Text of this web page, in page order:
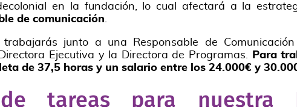
en la fundación, lo cual afectará a la
de comunicación.
junto a una Responsable de
Ejecutiva y la Directora de Programas.
Para
de 37,5 horas y un salario entre los 24.000€ y
de tareas para nuestra